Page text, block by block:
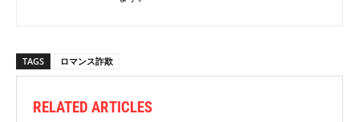
TAGS ロマンス詐欺
RELATED ARTICLES